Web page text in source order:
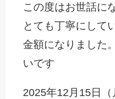
この度はお世話に
とても丁寧にして
金額になりました
いです
2025年12月15日（